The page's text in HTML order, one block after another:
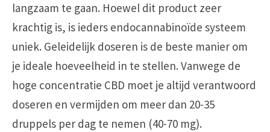
langzaam te gaan. Hoewel dit product zeer
krachtig is, is ieders endocannabinoïde systeem
uniek. Geleidelijk doseren is de beste manier om
je ideale hoeveelheid in te stellen. Vanwege de
hoge concentratie CBD moet je altijd verantwoord
doseren en vermijden om meer dan 20-35
druppels per dag te nemen (40-70 mg).